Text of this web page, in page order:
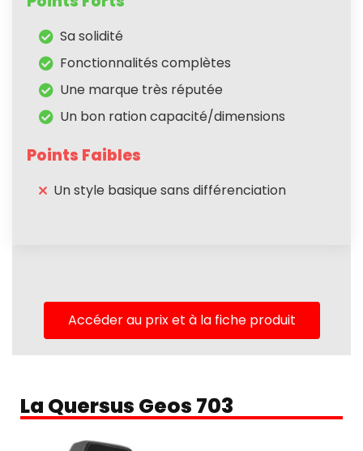
Sa solidité
Fonctionnalités complètes
Une marque très réputée
Un bon ration capacité/dimensions
Points Faibles
Un style basique sans différenciation
Accéder au prix et à la fiche produit
La Quersus Geos 703